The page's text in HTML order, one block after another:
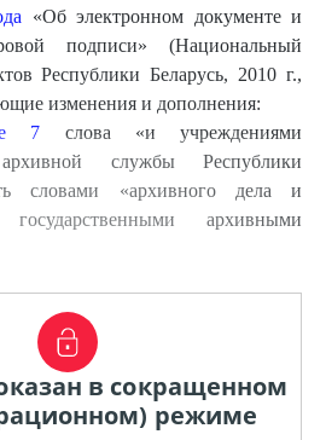
«Об электронном документе и
подписи» (Национальный
Республики Беларусь, 2010 г.,
изменения и дополнения:
7 слова «и учреждениями
архивной службы Республики
словами «архивного дела и
государственными архивными
в сокращенном
режиме